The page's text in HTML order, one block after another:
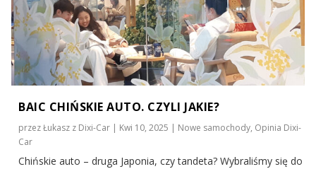
BAIC CHIŃSKIE AUTO. CZYLI JAKIE?
przezŁukasz z Dixi-Car | Kwi 10, 2025 | Nowe samochody, Opinia Dixi-
Car
Chińskie auto – druga Japonia, czy tandeta? Wybraliśmy się do